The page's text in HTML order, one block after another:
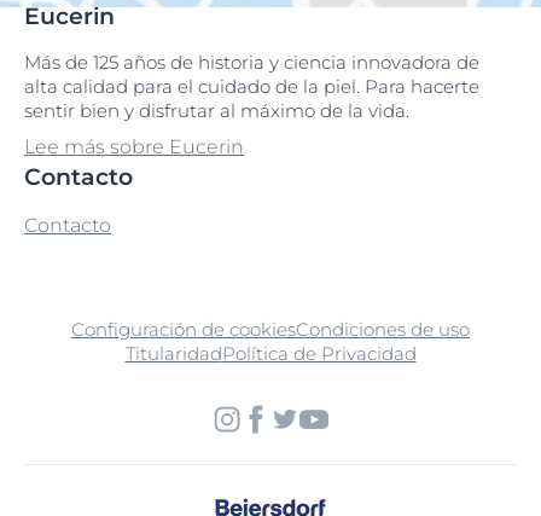
Eucerin
Más de 125 años de historia y ciencia innovadora de
alta calidad para el cuidado de la piel. Para hacerte
sentir bien y disfrutar al máximo de la vida.
Lee más sobre Eucerin
Contacto
Contacto
Configuración de cookiesCondiciones de uso
TitularidadPolítica de Privacidad